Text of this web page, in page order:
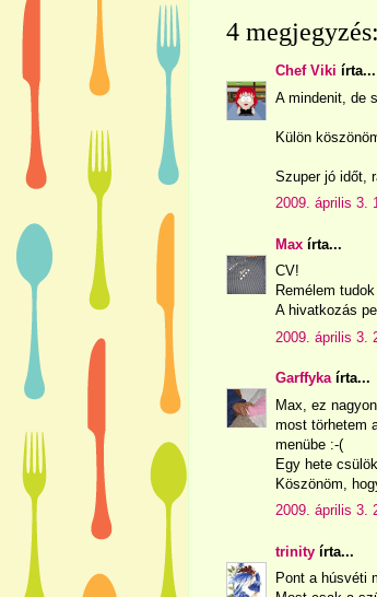
4 megjegyzés:
Chef Viki írta...
A mindenit, de
Külön
Szuper jó időt,
2009. április 3.
Max írta...
CV!
Remélem
A hivatkozás
2009. április 3.
Garffykaírta...
Max, ez
most törhetem
menübe :-(
Egy hete
Köszönöm,
2009. április 3.
trinity írta...
Pont a húsvéti